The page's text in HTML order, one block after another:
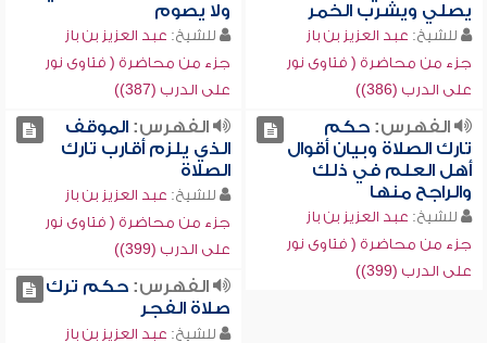
يصلي ويشرب الخمر
للشيخ: عبد العزيز بن باز
جزء من محاضرة ( فتاوى نور
على الدرب (386))
ولا يصوم
للشيخ: عبد العزيز بن باز
جزء من محاضرة ( فتاوى نور
على الدرب (387))
الفهرس:حكم
تارك الصلاة وبيان أقوال
أهل العلم في ذلك
والراجح منها
للشيخ: عبد العزيز بن باز
جزء من محاضرة ( فتاوى نور
على الدرب (399))
الفهرس:الموقف
الذي يلزم أقارب تارك
الصلاة
للشيخ: عبد العزيز بن باز
جزء من محاضرة ( فتاوى نور
على الدرب (399))
الفهرس:حكم ترك
صلاة الفجر
للشيخ: عبد العزيز بن باز